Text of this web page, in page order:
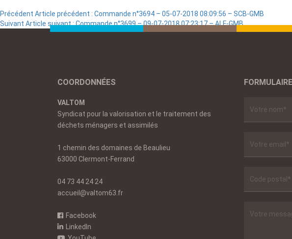
Précédent Article précédent : Commande n°3694 – 05-07-2018 08:09:56 – SCB-GMB
Suivant Article suivant :Commande n°3699 – 09-07-2018 07:23:17 – ALF-GMB
COORDONNÉES
VALTOM
Syndicat pour la valorisation et le traitement des
déchets ménagers et assimilés
1 chemin des domaines de Beaulieu
63000 Clermont-Ferrand
04 73 44 24 24
accueil@valtom63.fr
Facebook
LinkedIn